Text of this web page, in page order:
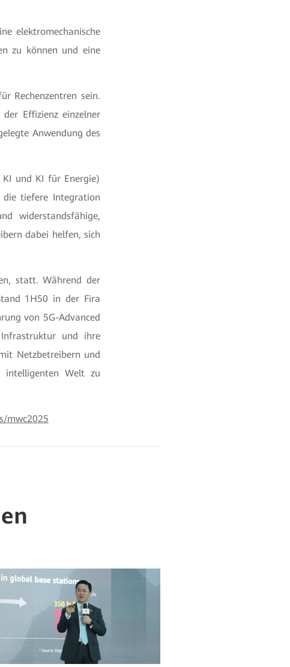
elektromechanische
zu können und eine
Rechenzentren sein.
Effizienz einzelner
Anwendung des
und KI für Energie)
die tiefere Integration
widerstandsfähige,
dabei helfen, sich
statt. Während der
1H50 in der Fira
von 5G-Advanced
und ihre
Netzbetreibern und
Welt zu
mwc2025